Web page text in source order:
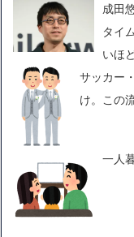
成田
タイ
いほ
サッカー
け。この
一人